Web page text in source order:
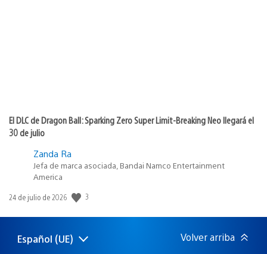
El DLC de Dragon Ball: Sparking Zero Super Limit-Breaking Neo llegará el
30 de julio
Zanda Ra
Jefa de marca asociada, Bandai Namco Entertainment
America
Fecha
publicación:
24 de julio de 2026 3
Selecciona
Región
Español (UE) Volver arriba